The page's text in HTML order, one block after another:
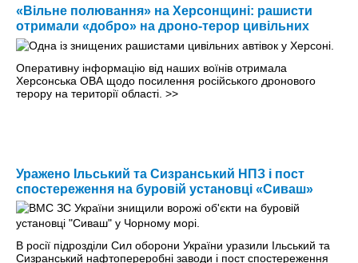
«Вільне полювання» на Херсонщині: рашисти
отримали «добро» на дроно-терор цивільних
Оперативну інформацію від наших воїнів отримала
Херсонська ОВА щодо посилення російського дронового
терору на території області. >>
Уражено Ільський та Сизранський НПЗ і пост
спостереження на буровій установці «Сиваш»
В росії підрозділи Сил оборони України уразили Ільський та
Сизранський нафтопереробні заводи і пост спостереження